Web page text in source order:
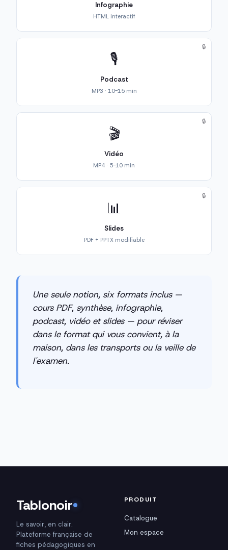
Infographie
HTML interactif
🎙️
Podcast
MP3 · 10-15 min
🔒
🎬
Vidéo
MP4 · 5-10 min
🔒
📊
Slides
PDF + PPTX modifiable
🔒
Une seule notion, six formats inclus —
cours PDF, synthèse, infographie,
podcast, vidéo et slides — pour réviser
dans le format qui vous convient, à la
maison, dans les transports ou la veille de
l'examen.
Tablonoir
Le savoir, en clair.
Plateforme française de
fiches pédagogiques en
PRODUIT
Catalogue
Mon espace